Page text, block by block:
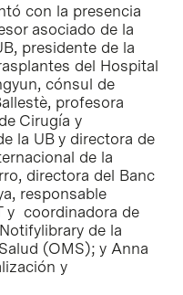
con la presencia
asociado de la
presidente de la
del Hospital
cónsul de
profesora
Cirugía y
la UB y directora de
de la
directora del Banc
responsable
y coordinadora de
de la
(OMS); y Anna
y